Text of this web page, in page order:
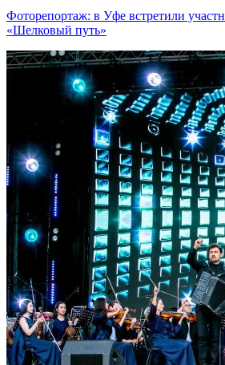
Фоторепортаж: в Уфе встретили
«Шелковый путь»